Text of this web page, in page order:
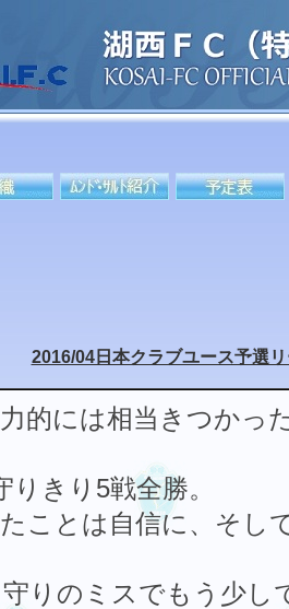
2016/04日本クラブユース予選
的には相当きつかっ
きり5戦全勝。
ことは自信に、そし
りのミスでもう少し